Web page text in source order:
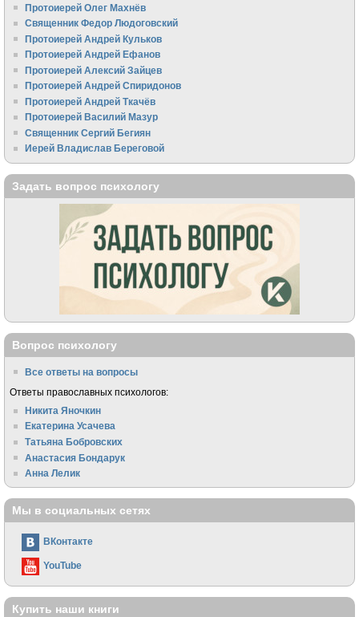
Протоиерей Олег Махнёв
Священник Федор Людоговский
Протоиерей Андрей Кульков
Протоиерей Андрей Ефанов
Протоиерей Алексий Зайцев
Протоиерей Андрей Спиридонов
Протоиерей Андрей Ткачёв
Протоиерей Василий Мазур
Священник Сергий Бегиян
Иерей Владислав Береговой
Задать вопрос психологу
Вопрос психологу
Все ответы на вопросы
Ответы православных психологов:
Никита Яночкин
Екатерина Усачева
Татьяна Бобровских
Анастасия Бондарук
Анна Лелик
Мы в социальных сетях
ВКонтакте
YouTube
Купить наши книги